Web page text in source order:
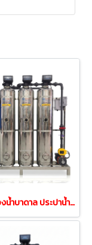
เครื่องกรองน้ำบาดาล ประปาน้ำขุ่น ถังสแตนเลส12นิ้ว(Auto)